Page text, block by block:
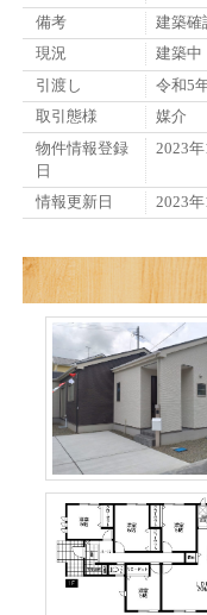
備考
建築確
現況
建築中
引渡し
令和5
取引態様
媒介
物件情報登録
日
2023
情報更新日 2023年